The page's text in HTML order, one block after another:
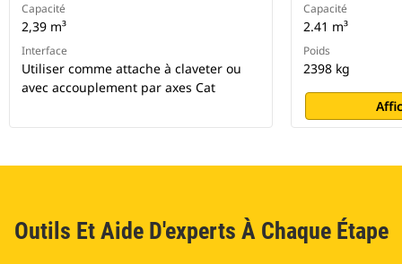
Capacité
2,39 m³
Interface
Utiliser comme attache à claveter ou
avec accouplement par axes Cat
Capacité
2.41 m³
Poids
2398 kg
Outils Et Aide D'experts À Chaque Étape